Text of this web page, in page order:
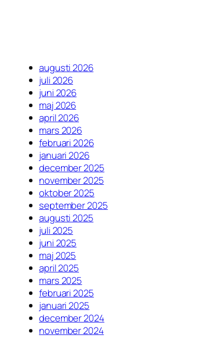
augusti 2026
juli 2026
juni 2026
maj 2026
april 2026
mars 2026
februari 2026
januari 2026
december 2025
november 2025
oktober 2025
september 2025
augusti 2025
juli 2025
juni 2025
maj 2025
april 2025
mars 2025
februari 2025
januari 2025
december 2024
november 2024